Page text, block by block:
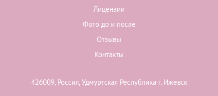
Лицензии
Фото до и после
Отзывы
Контакты
426009, Россия, Удмуртская Республика г. Ижевск